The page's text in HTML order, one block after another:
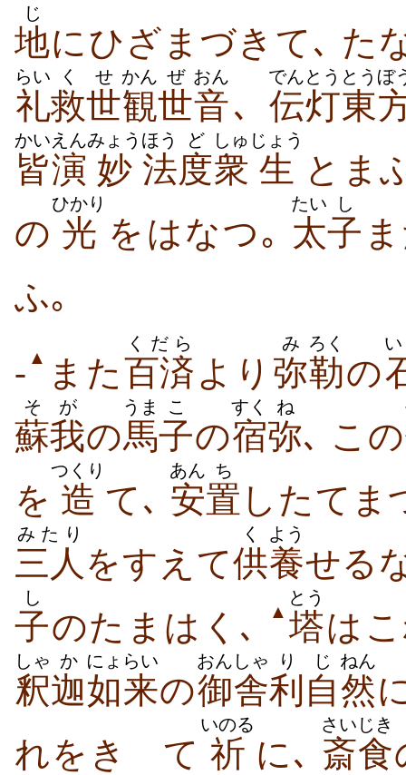
地
じ
に​ひざまづき​て､ た
礼
らい
救世
くせ
観
かん
世
ぜ
音
おん
､ 伝灯
でんとう
東
とうぼ
皆
かい
演
えん
妙
みょう
法
ほう
度
ど
衆
しゅ
生
じょう
と​ま
の 光
ひかり
を​はなつ｡ 太
たい
子
し
ふ｡
- ▲ また百済
くだら
より 弥
み
勒
ろく
の
蘇我
そが
の馬
うま
子
こ
の宿
すく
弥
ね
､ この
を 造
つくり
て､ 安
あん
置
ち
し​たてま
三人
みたり
を​すえ​て供
く
養
よう
せる​
子
し
のたまはく､ ▲ 塔
とう
は​
釈
しゃ
迦
か
如来
にょらい
の御
おん
舎
しゃ
利
り
自
じ
然
ねん
れ​を​きゝて​ 祈
いのる
に､ 斎食
さいじき